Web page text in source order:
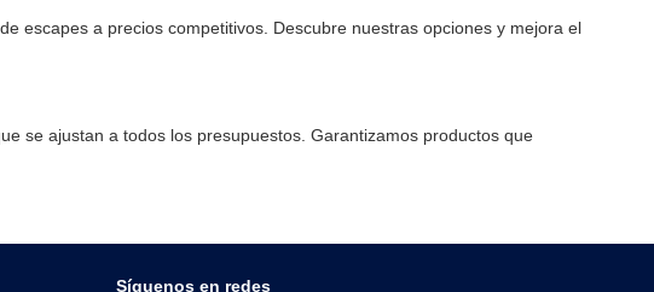
escapes a precios competitivos. Descubre nuestras opciones y mejora el
se ajustan a todos los presupuestos. Garantizamos productos que
Síguenos en redes